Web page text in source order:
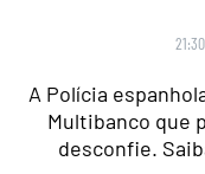
A Polícia
Multibanco que
desconfie.